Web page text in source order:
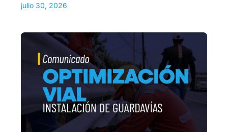
julio 30, 2026